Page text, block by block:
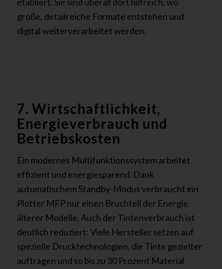
große, detailreiche Formate entstehen und
digital weiterverarbeitet werden.
7. Wirtschaftlichkeit,
Energieverbrauch und
Betriebskosten
Ein modernes Multifunktionssystem arbeitet
effizient und energiesparend. Dank
automatischem Standby-Modus verbraucht ein
Plotter MFP nur einen Bruchteil der Energie
älterer Modelle. Auch der Tintenverbrauch ist
deutlich reduziert: Viele Hersteller setzen auf
spezielle Drucktechnologien, die Tinte gezielter
auftragen und so bis zu 30 Prozent Material